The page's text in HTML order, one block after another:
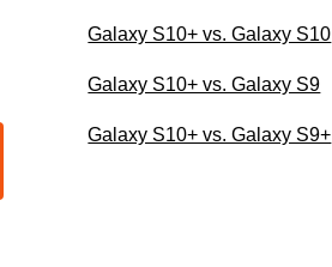
Galaxy S10+ vs. Galaxy S10
Galaxy S10+ vs. Galaxy S9
Galaxy S10+ vs. Galaxy S9+